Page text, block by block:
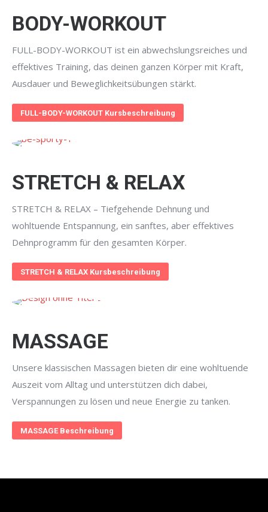
BODY-WORKOUT
FULL-BODY-WORKOUT ist ein abwechslungsreiches und
effektives Training, das deinen ganzen Körper mit Kraft,
Ausdauer und Beweglichkeitsübungen stärkt.
FULL-BODY-WORKOUT Kursbeschreibung
STRETCH & RELAX
STRETCH & RELAX – Tiefgehende Dehnung und
wohltuende Entspannung, ein sanftes, aber effektives
Dehnprogramm für den gesamten Körper.
STRETCH & RELAX Kursbeschreibung
MASSAGE
Unsere klassischen Massagen bieten dir eine wohltuende
Auszeit vom Alltag und unterstützen dich dabei,
Verspannungen zu lösen und neue Energie zu tanken.
MASSAGE Beschreibung